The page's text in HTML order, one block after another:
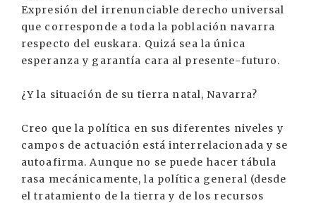
Expresión del irrenunciable derecho universal
que corresponde a toda la población navarra
respecto del euskara. Quizá sea la única
esperanza y garantía cara al presente-futuro.
¿Y la situación de su tierra natal, Navarra?
Creo que la política en sus diferentes niveles y
campos de actuación está interrelacionada y se
autoafirma. Aunque no se puede hacer tábula
rasa mecánicamente, la política general (desde
el tratamiento de la tierra y de los recursos